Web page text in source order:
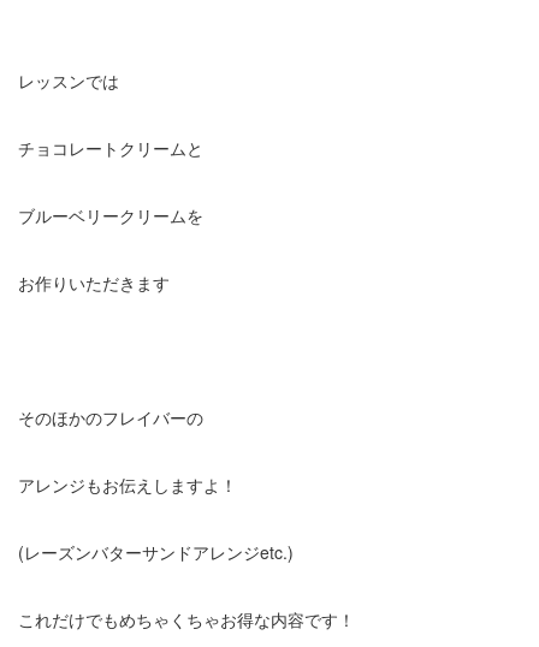
レッスンでは
チョコレートクリームと
ブルーベリークリームを
お作りいただきます
そのほかのフレイバーの
アレンジもお伝えしますよ！
(レーズンバターサンドアレンジetc.)
これだけでもめちゃくちゃお得な内容です！